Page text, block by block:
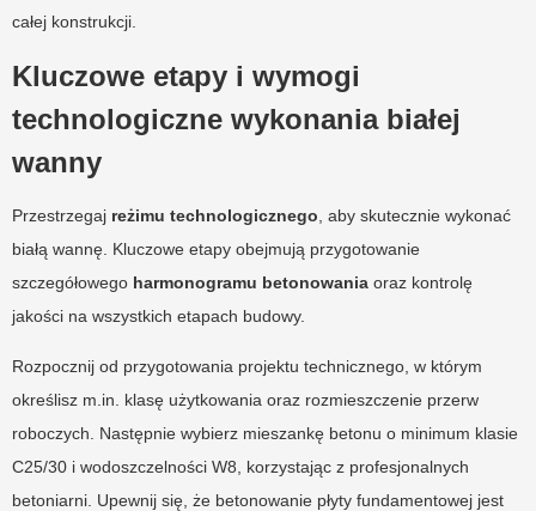
całej konstrukcji.
Kluczowe etapy i wymogi
technologiczne wykonania białej
wanny
Przestrzegaj reżimu technologicznego, aby skutecznie wykonać
białą wannę. Kluczowe etapy obejmują przygotowanie
szczegółowego harmonogramu betonowania oraz kontrolę
jakości na wszystkich etapach budowy.
Rozpocznij od przygotowania projektu technicznego, w którym
określisz m.in. klasę użytkowania oraz rozmieszczenie przerw
roboczych. Następnie wybierz mieszankę betonu o minimum klasie
C25/30 i wodoszczelności W8, korzystając z profesjonalnych
betoniarni. Upewnij się, że betonowanie płyty fundamentowej jest